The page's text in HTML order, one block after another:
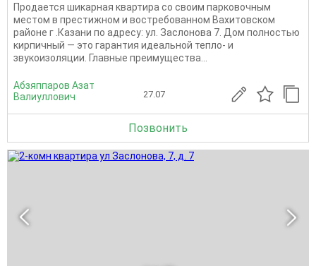
Продается шикарная квартира со своим парковочным
местом в престижном и востребованном Вахитовском
районе г .Казани по адресу: ул. Заслонова 7. Дом полностью
кирпичный — это гарантия идеальной тепло- и
звукоизоляции. Главные преимущества...
Абзяппаров Азат
Валиуллович
27.07
Позвонить